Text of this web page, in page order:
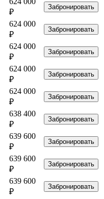
₽
Забронировать
624 000
₽
Забронировать
624 000
₽
Забронировать
624 000
₽
Забронировать
624 000
₽
Забронировать
638 400
₽
Забронировать
639 600
₽
Забронировать
639 600
₽
Забронировать
639 600
₽
Забронировать